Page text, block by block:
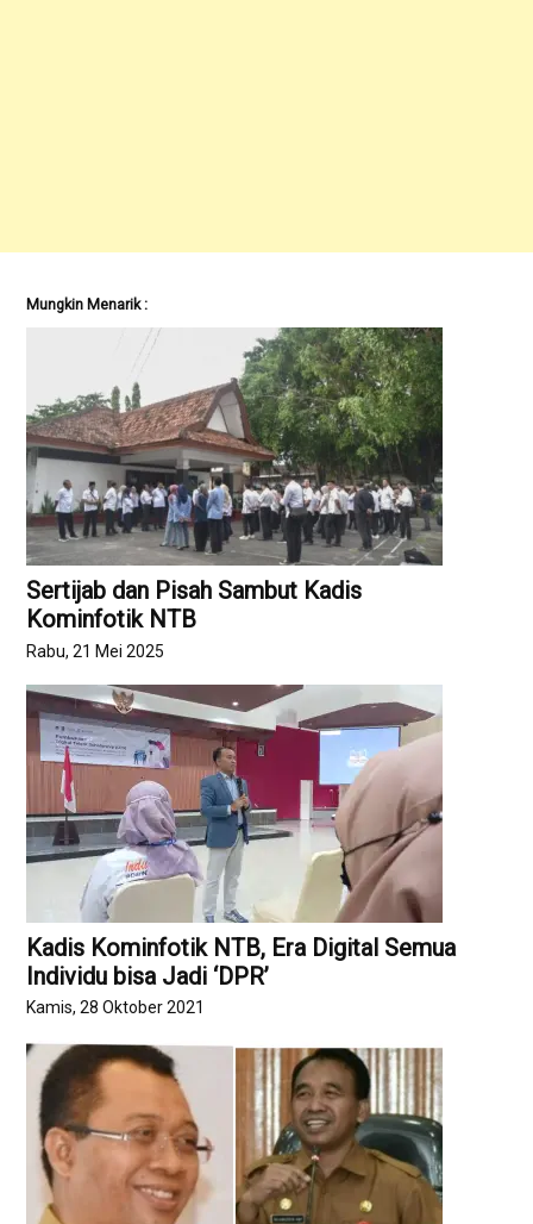
Mungkin Menarik :
Sertijab dan Pisah Sambut Kadis
Kominfotik NTB
Rabu, 21 Mei 2025
Kadis Kominfotik NTB, Era Digital Semua
Individu bisa Jadi ‘DPR’
Kamis, 28 Oktober 2021